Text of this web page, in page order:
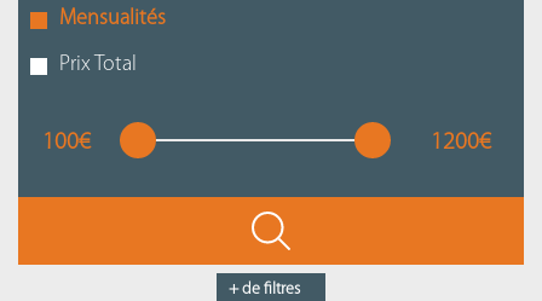
Mensualités
Prix Total
100€ 1200€
+ de filtres